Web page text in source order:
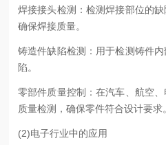
焊接接头检测：检测焊接部位的
确保焊接质量。
铸造件缺陷检测：用于检测铸件
陷。
零部件质量控制：在汽车、航空
质量检测，确保零件符合设计要求
(2)电子行业中的应用